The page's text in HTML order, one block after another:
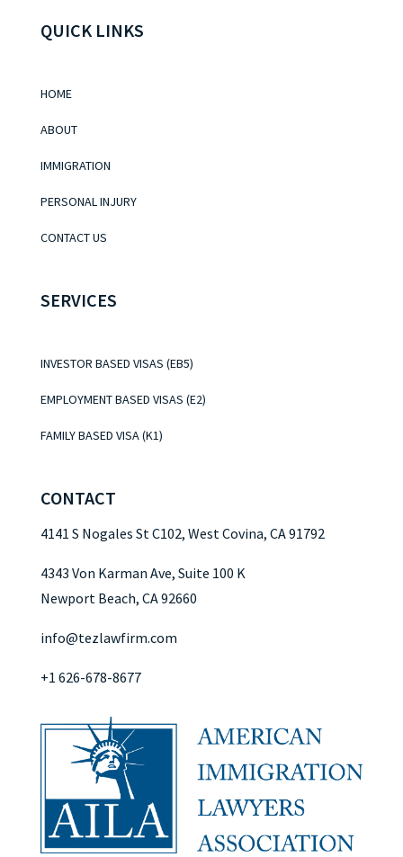
QUICK LINKS
HOME
ABOUT
IMMIGRATION
PERSONAL INJURY
CONTACT US
SERVICES
INVESTOR BASED VISAS (EB5)
EMPLOYMENT BASED VISAS (E2)
FAMILY BASED VISA (K1)
CONTACT
4141 S Nogales St C102, West Covina, CA 91792
4343 Von Karman Ave, Suite 100 K
Newport Beach, CA 92660
info@tezlawfirm.com
+1 626-678-8677